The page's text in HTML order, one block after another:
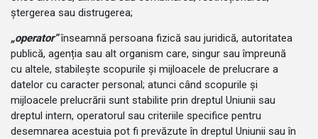
ștergerea sau distrugerea;
„operator”înseamnă persoana fizică sau juridică, autoritatea
publică, agenția sau alt organism care, singur sau împreună
cu altele, stabilește scopurile și mijloacele de prelucrare a
datelor cu caracter personal; atunci când scopurile și
mijloacele prelucrării sunt stabilite prin dreptul Uniunii sau
dreptul intern, operatorul sau criteriile specifice pentru
desemnarea acestuia pot fi prevăzute în dreptul Uniunii sau în